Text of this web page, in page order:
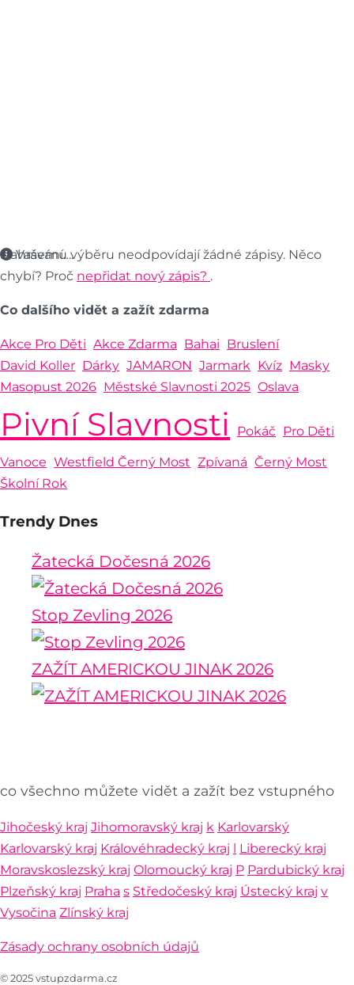
Nahrávání….
Vašemu výběru neodpovídají žádné zápisy. Něco
chybí? Proč nepřidat nový zápis? .
Co dalšího vidět a zažít zdarma
Akce Pro Děti Akce Zdarma Bahai Bruslení
David Koller Dárky JAMARON Jarmark Kvíz Masky
Masopust 2026 Městské Slavnosti 2025 Oslava
Pivní Slavnosti Pokáč Pro Děti
Vanoce Westfield Černý Most Zpívaná Černý Most
Školní Rok
Trendy Dnes
Žatecká Dočesná 2026
Stop Zevling 2026
ZAŽÍT AMERICKOU JINAK 2026
co všechno můžete vidět a zažít bez vstupného
Jihočeský kraj Jihomoravský kraj k Karlovarský
Karlovarský kraj Královéhradecký kraj l Liberecký kraj
Moravskoslezský kraj Olomoucký kraj P Pardubický kraj
Plzeňský kraj Praha s Středočeský kraj Ústecký kraj v
Vysočina Zlínský kraj
Zásady ochrany osobních údajů
© 2025 vstupzdarma.cz